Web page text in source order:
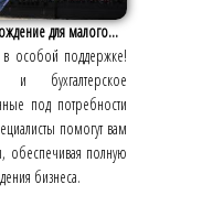
для малого...
в особой поддержке!
бухгалтерское
под потребности
помогут вам
обеспечивая полную
бизнеса.